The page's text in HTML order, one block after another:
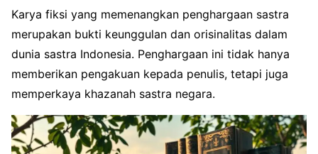
Karya fiksi yang memenangkan penghargaan sastra
merupakan bukti keunggulan dan orisinalitas dalam
dunia sastra Indonesia. Penghargaan ini tidak hanya
memberikan pengakuan kepada penulis, tetapi juga
memperkaya khazanah sastra negara.